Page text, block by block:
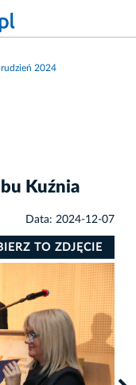
2024
Kuźnia
Data: 2024-12-07
TO ZDJĘCIE